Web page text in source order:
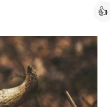
👍